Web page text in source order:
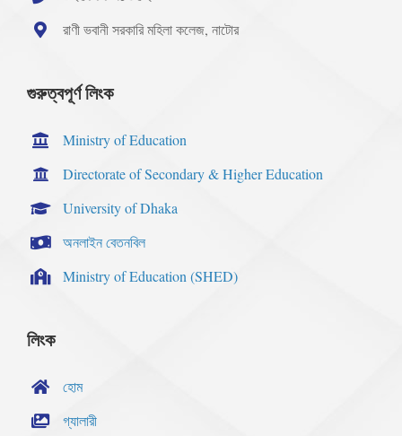
রাণী ভবানী সরকারি মহিলা কলেজ, নাটোর
গুরুত্বপূর্ণ লিংক
Ministry of Education
Directorate of Secondary & Higher Education
University of Dhaka
অনলাইন বেতনবিল
Ministry of Education (SHED)
লিংক
হোম
গ্যালারী